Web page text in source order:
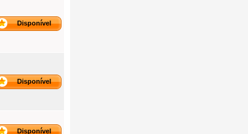
Disponível
Disponível
Disponível